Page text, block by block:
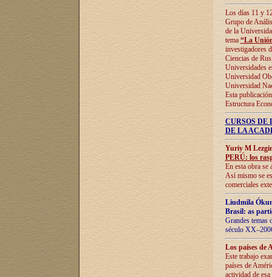
Los días 11 y
Grupo de
de la
tema “La
investigadores
Ciencias de
Universidades
Universidad
Universidad
Esta
Estructura
CURSOS
DE LA
Yuriy M
PERÚ: los
En esta obra se
Así mismo se
comerciales
Liudmila
Brasil: as
Grandes temas
século
Los países de
Este trabajo
países de
actividad de